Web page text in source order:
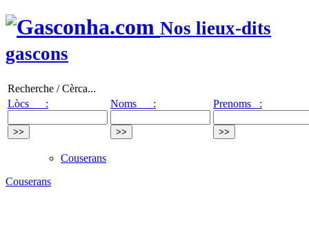
Nos lieux-dits
gascons
Recherche / Cèrca...
Lòcs :
Noms : Prenoms :
Couserans
Couserans